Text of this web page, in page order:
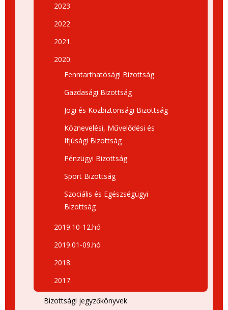
2023
2022
2021.
2020.
Fenntarthatósági Bizottság
Gazdasági Bizottság
Jogi és Közbiztonsági Bizottság
Köznevelési, Művelődési és
Ifjúsági Bizottság
Pénzügyi Bizottság
Sport Bizottság
Szociális és Egészségügyi
Bizottság
2019.10-12.hó
2019.01-09.hó
2018.
2017.
Bizottsági jegyzőkönyvek